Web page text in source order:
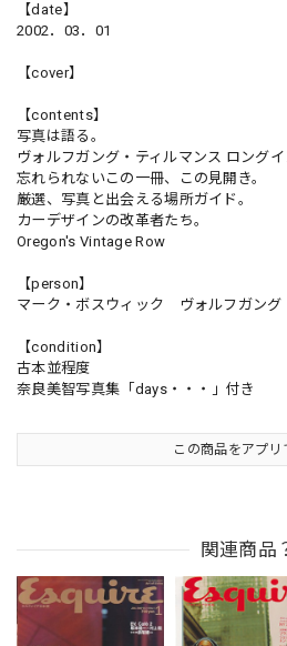
【date】
2002．03．01
【cover】
【contents】
写真は語る。
ヴォルフガング・ティルマンス ロング
忘れられないこの一冊、この見開き。
厳選、写真と出会える場所ガイド。
カーデザインの改革者たち。
Oregon's Vintage Row
【person】
マーク・ボスウィック ヴォルフガン
【condition】
古本並程度
奈良美智写真集「days・・・」付き
この商品をアプリ
関連商品